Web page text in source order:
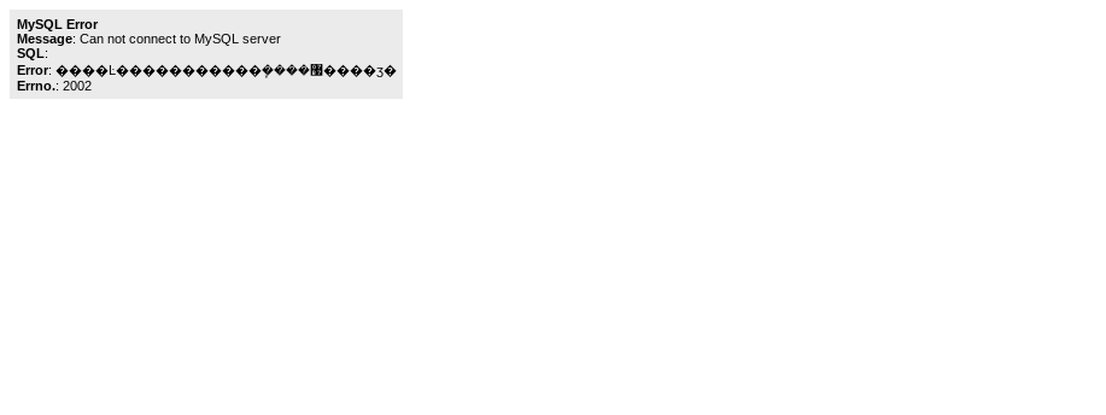
MySQL Error
Message: Can not connect to MySQL server
SQL:
Error
: ����Ŀ�����������ܾ����޷����ӡ�
Errno.: 2002